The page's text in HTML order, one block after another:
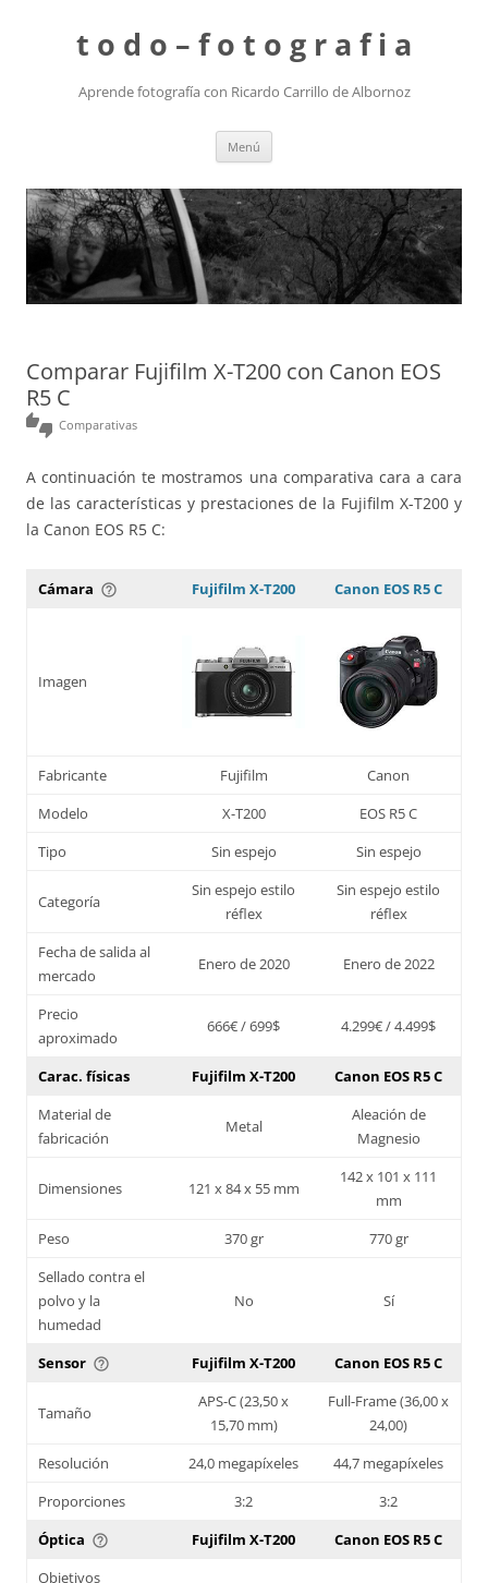
t o d o – f o t o g r a f i a
Aprende fotografía con Ricardo Carrillo de Albornoz
Menú
Comparar Fujifilm X-T200 con Canon EOS
R5 C
thumbs_up_down Comparativas
A continuación te mostramos una comparativa cara a cara
de las características y prestaciones de la Fujifilm X-T200 y
la Canon EOS R5 C:
Cámara help_outline Fujifilm X-T200 Canon EOS R5 C
Imagen
Fabricante Fujifilm
Canon
Modelo
X-T200
EOS R5 C
Tipo
Sin espejo Sin espejo
Categoría
Sin espejo estilo
réflex
Sin espejo estilo
réflex
Fecha de salida al
mercado
Enero de 2020 Enero de 2022
Precio
aproximado
666€ / 699$ 4.299€ / 4.499$
Carac. físicas Fujifilm X-T200
Canon EOS R5 C
Material de
fabricación
Metal
Aleación de
Magnesio
Dimensiones 121 x 84 x 55 mm
142 x 101 x 111
mm
Peso
370 gr
770 gr
Sellado contra el
polvo y la
humedad
No Sí
Sensor help_outline Fujifilm X-T200 Canon EOS R5 C
Tamaño
APS-C (23,50 x
15,70 mm)
Full-Frame (36,00 x
24,00)
Resolución
24,0 megapíxeles
44,7 megapíxeles
Proporciones
3:2
3:2
Óptica help_outline Fujifilm X-T200
Canon EOS R5 C
Objetivos